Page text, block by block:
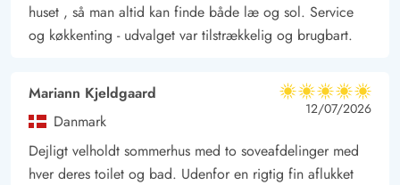
huset , så man altid kan finde både læ og sol. Service
og køkkenting - udvalget var tilstrækkelig og brugbart.
Mariann Kjeldgaard
Danmark
5 ud af 5
5 ud af 5
5 out of 5
12/07/2026
Dejligt velholdt sommerhus med to soveafdelinger med
hver deres toilet og bad. Udenfor en rigtig fin aflukket